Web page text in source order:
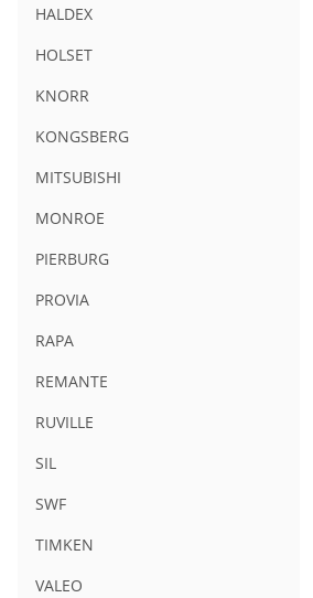
HALDEX
HOLSET
KNORR
KONGSBERG
MITSUBISHI
MONROE
PIERBURG
PROVIA
RAPA
REMANTE
RUVILLE
SIL
SWF
TIMKEN
VALEO